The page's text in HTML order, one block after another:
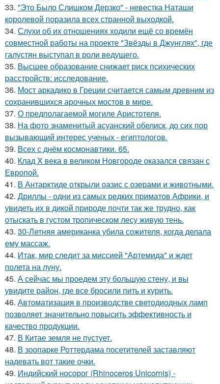
33. "Это Было Слишком Дерзко" - невестка Наташи
королевой поразила всех странной выходкой.
34. Слухи об их отношениях ходили ещё со времён
совместной работы на проекте "Звёзды в Джунглях", где
галустян выступал в роли ведущего.
35. Высшее образование снижает риск психических
расстройств: исследование.
36. Мост аркадико в Греции считается самым древним из
сохранившихся арочных мостов в мире.
37. О предполагаемой могиле Аристотеля.
38. На фото знаменитый асуанский обелиск, до сих пор
вызывающий интерес ученых - египтологов.
39. Всех с днём космонавтики. 65.
40. Клад X века в великом Новгороде оказался связан с
Европой.
41. В Антарктиде открыли оазис с озерами и животными.
42. Дриллы - одни из самых редких приматов Африки, и
увидеть их в дикой природе почти так же трудно, как
отыскать в густом тропическом лесу живую тень.
43. 30-Летняя американка убила сожителя, когда делала
ему массаж.
44. Итак, мир следит за миссией "Артемида" и ждет
полета на луну.
45. А сейчас мы проедем эту большую стену, и вы
увидите район, где все бросили пить и курить.
46. Автоматизация в производстве светодиодных ламп
позволяет значительно повысить эффективность и
качество продукции.
47. В Китае земля не пустует.
48. В зоопарке Роттердама посетителей заставляют
надевать вот такие очки.
49. Индийский носорог (Rhinoceros Unicornis) -